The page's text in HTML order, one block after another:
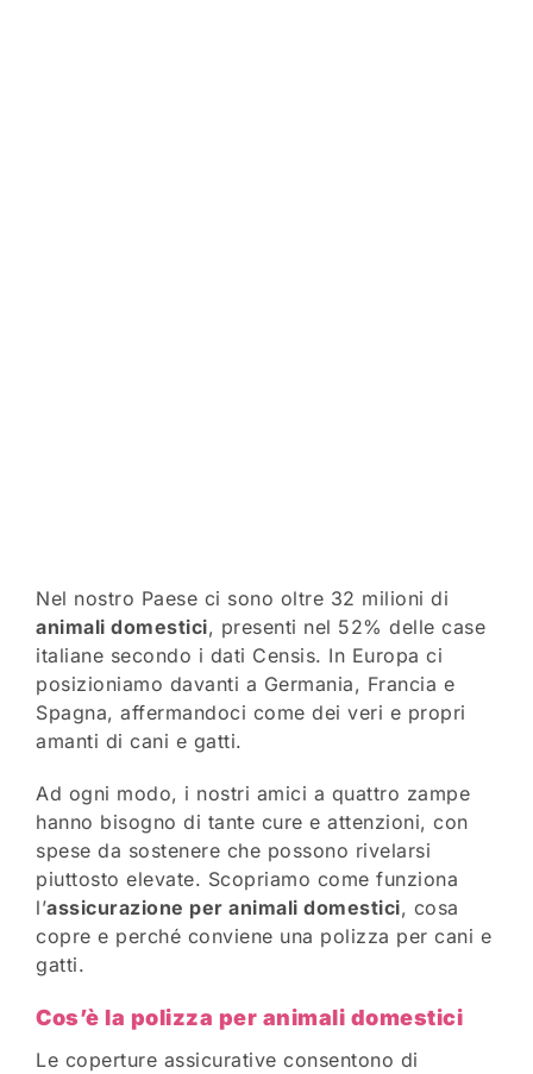
Nel nostro Paese ci sono oltre 32 milioni di
animali domestici, presenti nel 52% delle case
italiane secondo i dati Censis. In Europa ci
posizioniamo davanti a Germania, Francia e
Spagna, affermandoci come dei veri e propri
amanti di cani e gatti.
Ad ogni modo, i nostri amici a quattro zampe
hanno bisogno di tante cure e attenzioni, con
spese da sostenere che possono rivelarsi
piuttosto elevate. Scopriamo come funziona
l’assicurazione per animali domestici, cosa
copre e perché conviene una polizza per cani e
gatti.
Cos’è la polizza per animali domestici
Le coperture assicurative consentono di